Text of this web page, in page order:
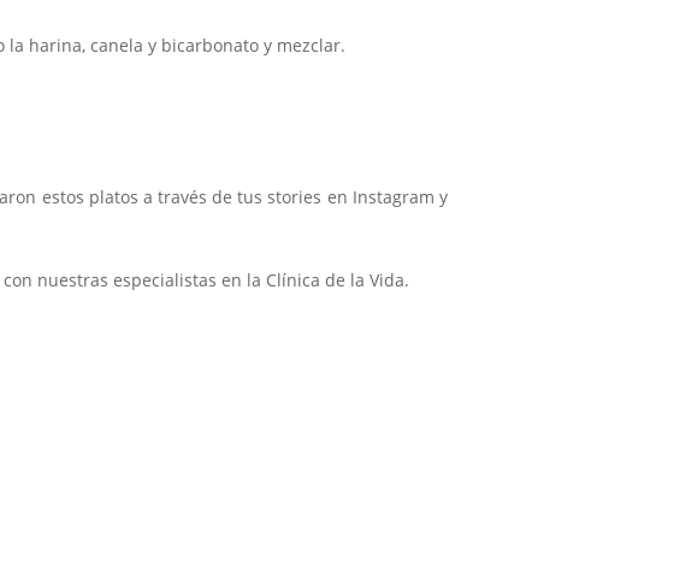
harina, canela y bicarbonato y mezclar.
estos platos a través de tus stories en Instagram y
nuestras especialistas en la Clínica de la Vida.